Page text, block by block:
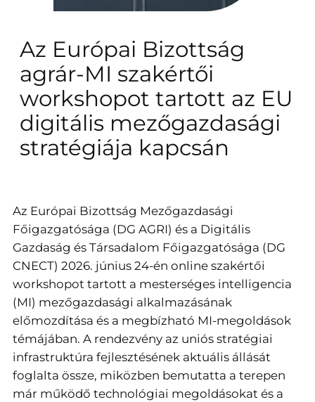
Az Európai Bizottság
agrár-MI szakértői
workshopot tartott az EU
digitális mezőgazdasági
stratégiája kapcsán
Az Európai Bizottság Mezőgazdasági
Főigazgatósága (DG AGRI) és a Digitális
Gazdaság és Társadalom Főigazgatósága (DG
CNECT) 2026. június 24-én online szakértői
workshopot tartott a mesterséges intelligencia
(MI) mezőgazdasági alkalmazásának
előmozdítása és a megbízható MI-megoldások
témájában. A rendezvény az uniós stratégiai
infrastruktúra fejlesztésének aktuális állását
foglalta össze, miközben bemutatta a terepen
már működő technológiai megoldásokat és a